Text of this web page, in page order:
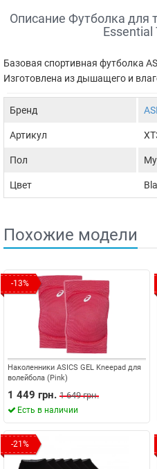
Описание Футболка для
Essential
Базовая спортивная футболка
Изготовлена из дышащего и
Бренд
Артикул
Пол
Цвет
Похожие модели
-13%
Наколенники ASICS GEL Kneepad для
волейбола (Pink)
1 449 грн. 1 649 грн.
Есть в наличии
-21%